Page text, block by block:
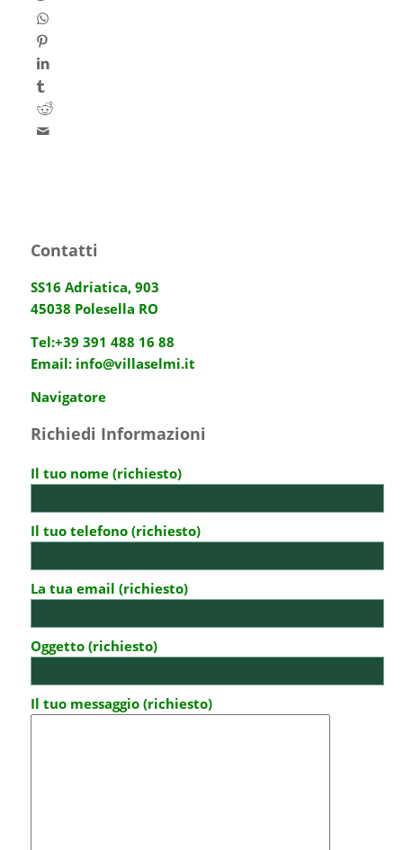
Contatti
SS16 Adriatica, 903
45038 Polesella RO
Tel:+39 391 488 16 88
Email: info@villaselmi.it
Navigatore
Richiedi Informazioni
Il tuo nome (richiesto)
Il tuo telefono (richiesto)
La tua email (richiesto)
Oggetto (richiesto)
Il tuo messaggio (richiesto)